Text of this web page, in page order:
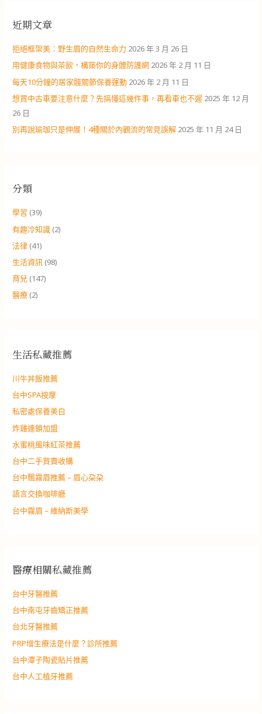
近期文章
拒絕框架美：野生眉的自然生命力 2026 年 3 月 26 日
用健康食物與茶飲，構築你的身體防護網 2026 年 2 月 11 日
每天10分鐘的居家髖關節保養運動 2026 年 2 月 11 日
想買中古車要注意什麼？先搞懂這幾件事，再看車也不遲 2025 年 12 月
26 日
別再說瑜珈只是伸展！4種關於內觀流的常見誤解 2025 年 11 月 24 日
分類
學習 (39)
有趣冷知識 (2)
法律 (41)
生活資訊 (98)
育兒 (147)
醫療 (2)
生活私藏推薦
川牛丼飯推薦
台中SPA按摩
私密處保養美白
炸雞連鎖加盟
水蜜桃風味紅茶推薦
台中二手買賣收購
台中飄霧眉推薦 – 眉心朶朶
語言交換咖啡廳
台中霧眉 – 維納斯美學
醫療相關私藏推薦
台中牙醫推薦
台中南屯牙齒矯正推薦
台北牙醫推薦
PRP增生療法是什麼？診所推薦
台中潭子陶瓷貼片推薦
台中人工植牙推薦